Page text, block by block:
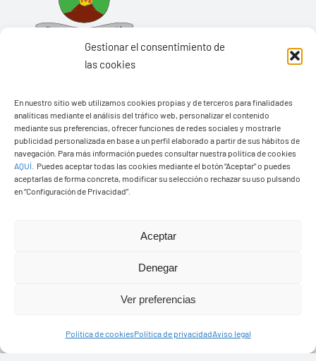
Gestionar el consentimiento de
las cookies
En nuestro sitio web utilizamos cookies propias y de terceros para finalidades
analíticas mediante el análisis del tráfico web, personalizar el contenido
mediante sus preferencias, ofrecer funciones de redes sociales y mostrarle
publicidad personalizada en base a un perfil elaborado a partir de sus hábitos de
navegación. Para más información puedes consultar nuestra política de cookies
AQUÍ
Puedes aceptar todas las cookies mediante el botón “Aceptar” o puedes
aceptarlas de forma concreta, modificar su selección o rechazar su uso pulsando
en “Configuración de Privacidad”.
Aceptar
Denegar
Ver preferencias
Política de cookiesPolítica de privacidadAviso legal
Ayuntamiento de Yaiza
Pza. de Los Remedios, 1
35570 – Yaiza
Tel:928 83 62 20
© Copyright2026 Ayuntamiento de Yaiza - Todos los